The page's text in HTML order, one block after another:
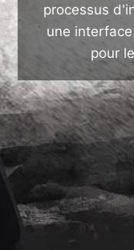
processus
une
pour